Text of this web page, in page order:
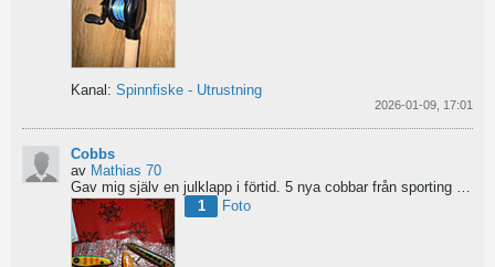
Kanal: Spinnfiske - Utrustning
2026-01-09, 17:01
Cobbs
av Mathias 70
1
Foto